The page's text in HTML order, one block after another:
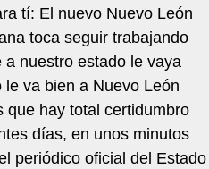
tí: El nuevo Nuevo León
toca seguir trabajando
nuestro estado le vaya
va bien a Nuevo León
que hay total certidumbro
días, en unos minutos
periódico oficial del Estado